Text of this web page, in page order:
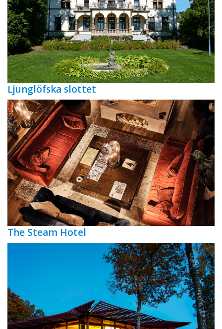
Ljunglöfska slottet
The Steam Hotel